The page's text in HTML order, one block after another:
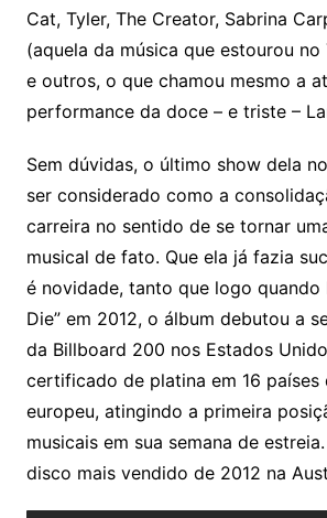
Cat, Tyler, The Creator, Sabrina
(aquela da música que estourou no
e outros, o que chamou mesmo a
performance da doce – e triste –
Sem dúvidas, o último show dela
ser considerado como a
carreira no sentido de se tornar
musical de fato. Que ela já fazia
é novidade, tanto que logo quando
Die” em 2012, o álbum debutou a
da Billboard 200 nos Estados
certificado de platina em 16 países
europeu, atingindo a primeira
musicais em sua semana de
disco mais vendido de 2012 na